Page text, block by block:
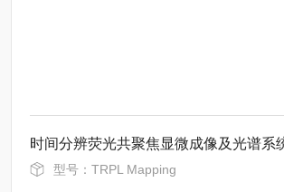
时间分辨荧光共聚焦显微成像及光谱系
型号：TRPL Mapping